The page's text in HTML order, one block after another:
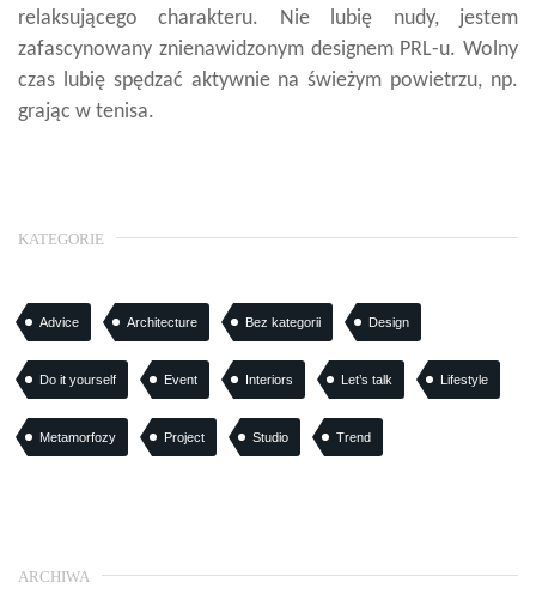
relaksującego charakteru. Nie lubię nudy, jestem
zafascynowany znienawidzonym designem PRL-u. Wolny
czas lubię spędzać aktywnie na świeżym powietrzu, np.
grając w tenisa.
KATEGORIE
Advice Architecture Bez kategorii Design
Do it yourself Event Interiors Let’s talk Lifestyle
Metamorfozy Project Studio Trend
ARCHIWA